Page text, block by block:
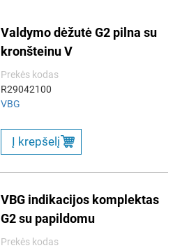
Valdymo dėžutė G2 pilna su
kronšteinu V
Prekės kodas
R29042100
VBG
Į krepšelį
VBG indikacijos komplektas
G2 su papildomu
Prekės kodas